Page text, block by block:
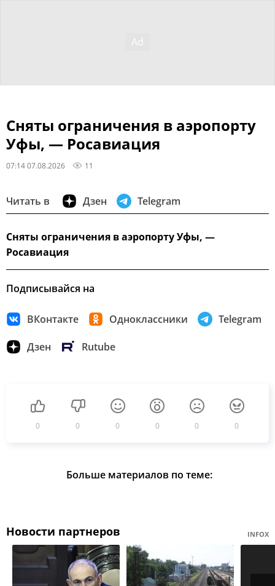
Сняты ограничения в аэропорту
Уфы, — Росавиация
07:14 07.08.2026 11
Читать в Дзен Telegram
Сняты ограничения в аэропорту Уфы, —
Росавиация
Подписывайся на
ВКонтакте Одноклассники Telegram
Дзен Rutube
0 0 0 0 0 0
Больше материалов по теме:
Новости партнеров INFOX